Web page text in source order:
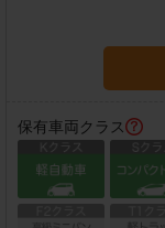
保有車両クラス